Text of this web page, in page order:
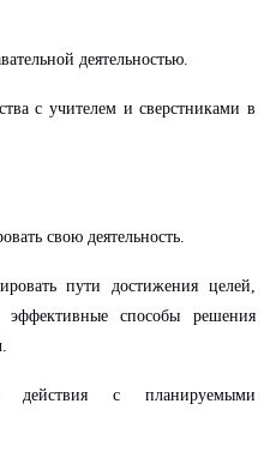
деятельностью.
с учителем и сверстниками в
свою деятельность.
пути достижения целей,
эффективные способы решения
действия с планируемыми